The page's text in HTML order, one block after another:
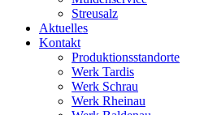
Streusalz
Aktuelles
Kontakt
Produktionsstandorte
Werk Tardis
Werk Schrau
Werk Rheinau